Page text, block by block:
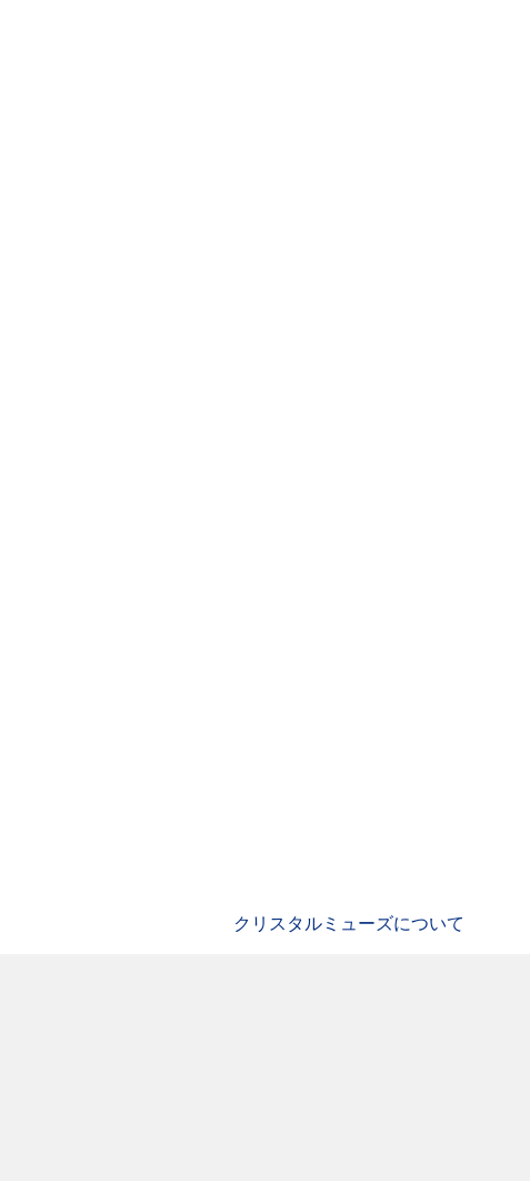
クリスタルミューズについて